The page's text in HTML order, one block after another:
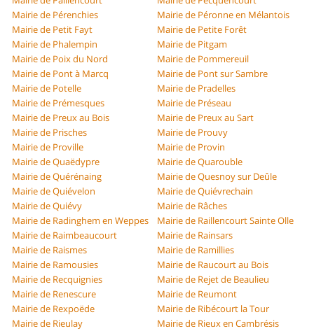
Mairie de Pérenchies
Mairie de Péronne en Mélantois
Mairie de Petit Fayt
Mairie de Petite Forêt
Mairie de Phalempin
Mairie de Pitgam
Mairie de Poix du Nord
Mairie de Pommereuil
Mairie de Pont à Marcq
Mairie de Pont sur Sambre
Mairie de Potelle
Mairie de Pradelles
Mairie de Prémesques
Mairie de Préseau
Mairie de Preux au Bois
Mairie de Preux au Sart
Mairie de Prisches
Mairie de Prouvy
Mairie de Proville
Mairie de Provin
Mairie de Quaëdypre
Mairie de Quarouble
Mairie de Quérénaing
Mairie de Quesnoy sur Deûle
Mairie de Quiévelon
Mairie de Quiévrechain
Mairie de Quiévy
Mairie de Râches
Mairie de Radinghem en Weppes
Mairie de Raillencourt Sainte Olle
Mairie de Raimbeaucourt
Mairie de Rainsars
Mairie de Raismes
Mairie de Ramillies
Mairie de Ramousies
Mairie de Raucourt au Bois
Mairie de Recquignies
Mairie de Rejet de Beaulieu
Mairie de Renescure
Mairie de Reumont
Mairie de Rexpoëde
Mairie de Ribécourt la Tour
Mairie de Rieulay
Mairie de Rieux en Cambrésis